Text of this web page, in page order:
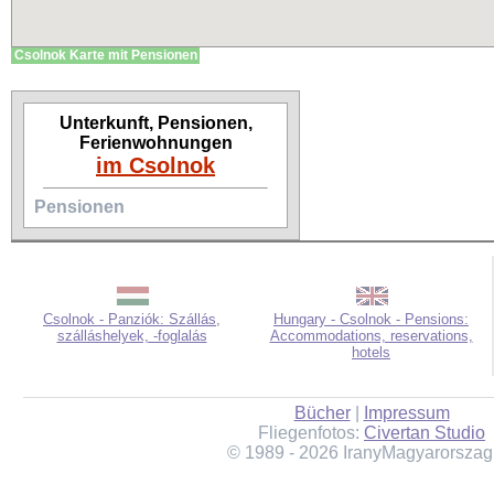
Csolnok Karte mit Pensionen
Unterkunft, Pensionen,
Ferienwohnungen
im Csolnok
Pensionen
Csolnok - Panziók: Szállás,
szálláshelyek, -foglalás
Hungary - Csolnok - Pensions:
Accommodations, reservations,
hotels
Bücher|
Impressum
Fliegenfotos: Civertan Studio
© 1989 - 2026